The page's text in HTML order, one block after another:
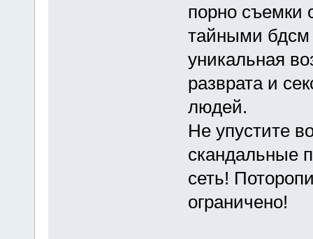
порно съемки
тайными бдсм
уникальная
разврата и
людей.
Не упустите
скандальные
сеть!
ограничено!